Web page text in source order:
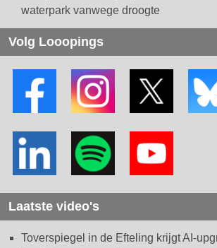
waterpark vanwege droogte
Volg Looopings
Laatste video's
Toverspiegel in de Efteling krijgt AI-